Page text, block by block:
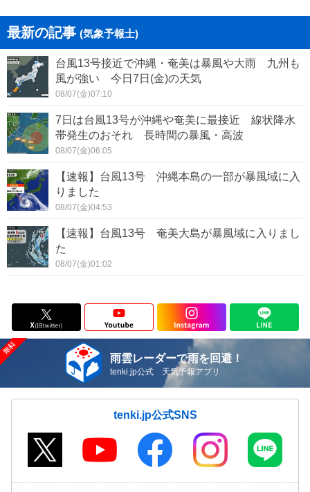
最新の記事 (気象予報士)
台風13号接近で沖縄・奄美は暴風や大雨 九州も
風が強い 今日7日(金)の天気
08/07(金)07:10
7日は台風13号が沖縄や奄美に最接近 線状降水
帯発生のおそれ 長時間の暴風・高波
08/07(金)06:05
【速報】台風13号 沖縄本島の一部が暴風域に入
りました
08/07(金)04:53
【速報】台風13号 奄美大島が暴風域に入りまし
た
08/07(金)01:02
雨雲レーダーで雨を回避！
tenki.jp公式 天気予報アプリ
tenki.jp公式SNS